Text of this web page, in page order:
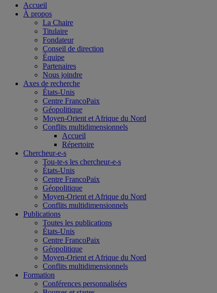
Accueil
À propos
La Chaire
Titulaire
Fondateur
Conseil de direction
Équipe
Partenaires
Nous joindre
Axes de recherche
États-Unis
Centre FrancoPaix
Géopolitique
Moyen-Orient et Afrique du Nord
Conflits multidimensionnels
Accueil
Répertoire
Chercheur-e-s
Tou-te-s les chercheur-e-s
États-Unis
Centre FrancoPaix
Géopolitique
Moyen-Orient et Afrique du Nord
Conflits multidimensionnels
Publications
Toutes les publications
États-Unis
Centre FrancoPaix
Géopolitique
Moyen-Orient et Afrique du Nord
Conflits multidimensionnels
Formation
Conférences personnalisées